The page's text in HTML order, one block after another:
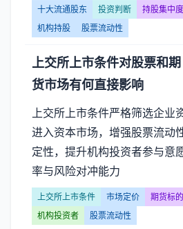
十大流通股东 投资判断
持股集中度
机构持股
股票流动性
上交所上市条件对股票和期
货市场有何直接影响
上交所上市条件严格筛选企业
进入资本市场，增强股票流动
定性，提升机构投资者参与意
率与风险对冲能力
上交所上市条件 市场定价
期货标的
机构投资者
股票流动性